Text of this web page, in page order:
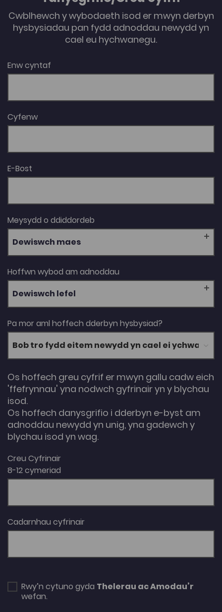
Cwblhewch y wybodaeth isod er mwyn derbyn
hysbysiadau pan fydd adnoddau newydd yn
cael eu hychwanegu.
Enw cyntaf
Cyfenw
E-Bost
Meysydd o ddiddordeb
Dewiswch maes
Hoffwn wybod am adnoddau
Dewiswch lefel
Pa mor aml hoffech dderbyn hysbysiad?
Os hoffech greu cyfrif er mwyn gallu cadw eich
'ffefrynnau' yna nodwch gyfrinair yn y blychau
isod.
Os hoffech danysgrifio i dderbyn e-byst am
adnoddau newydd yn unig, yna gadewch y
blychau isod yn wag.
Creu Cyfrinair
8-12 cymeriad
Cadarnhau cyfrinair
Rwy’n cytuno gyda Thelerau ac Amodau’r
wefan.